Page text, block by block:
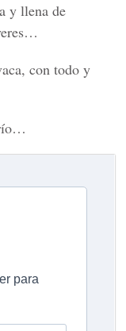
y llena de
con todo y